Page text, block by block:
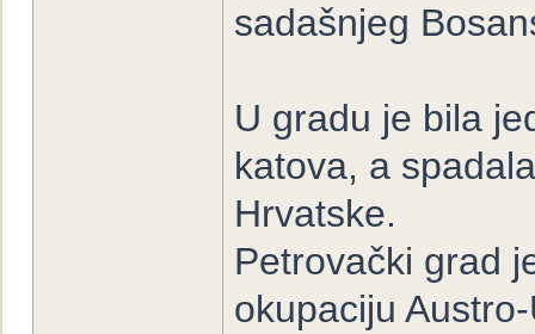
sadašnjeg
U gradu je bila
katova, a
Hrvatske.
Petrovački grad
okupaciju